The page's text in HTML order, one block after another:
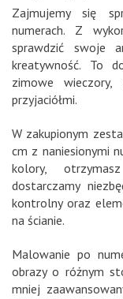
Zajmujemy się
numerach. Z
sprawdzić swoje
kreatywność. To
zimowe
przyjaciółmi.
W zakupionym
cm z naniesionymi
kolory,
dostarczamy
kontrolny oraz
na ścianie.
Malowanie po
obrazy o różnym
mniej